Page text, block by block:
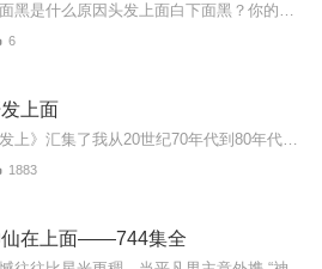
6
上面
1883
仙在上面——744集全